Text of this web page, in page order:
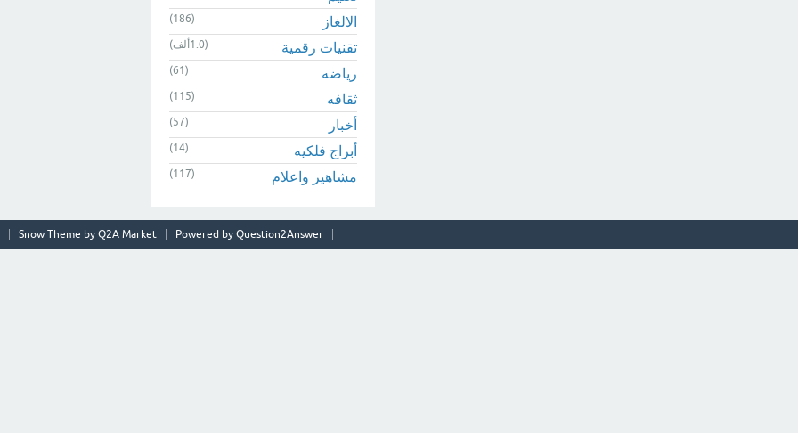
الالغاز (186)
تقنيات رقمية (1.0ألف)
رياضه (61)
ثقافه (115)
أخبار (57)
أبراج فلكيه (14)
مشاهير واعلام (117)
Snow Theme by Q2A Market Powered by Question2Answer